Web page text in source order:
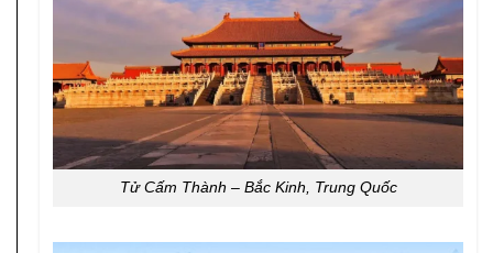
Tử Cấm Thành – Bắc Kinh, Trung Quốc